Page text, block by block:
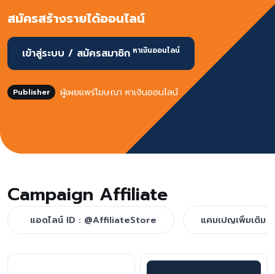
สมัครสร้างรายได้ออนไลน์
เข้าสู่ระบบ / สมัครสมาชิก หาเงินออนไลน์
Publisher ผู้เผยแพร่โฆษณา หาเงินออนไลน์
Campaign Affiliate
แอดไลน์ ID : @AffiliateStore แคมเปญเพิ่มเติม